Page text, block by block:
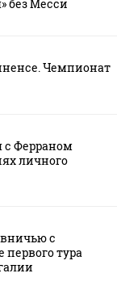
без Месси
Чемпионат
с Ферраном
личного
вничью с
первого тура